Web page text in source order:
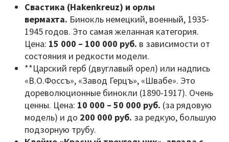
Свастика (Hakenkreuz) и орлы
вермахта. Бинокль немецкий, военный, 1935-
1945 годов. Это самая желанная категория.
Цена: 15 000 – 100 000 руб. в зависимости от
состояния и редкости модели.
**Царский герб (двуглавый орел) или надпись
«В.О.Фоссъ», «Завод Герцъ», «Швабе». Это
дореволюционные бинокли (1890-1917). Очень
ценны. Цена: 10 000 – 50 000 руб. (за рядовую
модель) и до 200 000 руб. за редкую, большую
подзорную трубу.